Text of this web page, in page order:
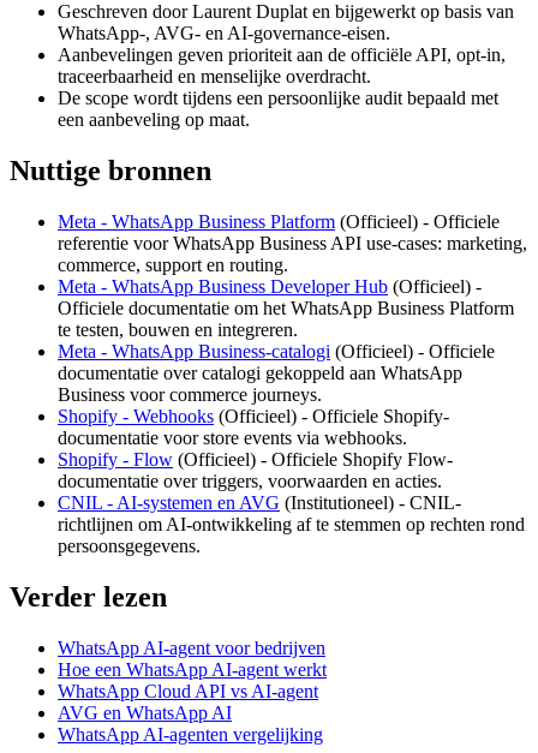
Geschreven door Laurent Duplat en bijgewerkt op basis van
WhatsApp-, AVG- en AI-governance-eisen.
Aanbevelingen geven prioriteit aan de officiële API, opt-in,
traceerbaarheid en menselijke overdracht.
De scope wordt tijdens een persoonlijke audit bepaald met
een aanbeveling op maat.
Nuttige bronnen
Meta - WhatsApp Business Platform (Officieel) - Officiele
referentie voor WhatsApp Business API use-cases: marketing,
commerce, support en routing.
Meta - WhatsApp Business Developer Hub (Officieel) -
Officiele documentatie om het WhatsApp Business Platform
te testen, bouwen en integreren.
Meta - WhatsApp Business-catalogi (Officieel) - Officiele
documentatie over catalogi gekoppeld aan WhatsApp
Business voor commerce journeys.
Shopify - Webhooks (Officieel) - Officiele Shopify-
documentatie voor store events via webhooks.
Shopify - Flow (Officieel) - Officiele Shopify Flow-
documentatie over triggers, voorwaarden en acties.
CNIL - AI-systemen en AVG (Institutioneel) - CNIL-
richtlijnen om AI-ontwikkeling af te stemmen op rechten rond
persoonsgegevens.
Verder lezen
WhatsApp AI-agent voor bedrijven
Hoe een WhatsApp AI-agent werkt
WhatsApp Cloud API vs AI-agent
AVG en WhatsApp AI
WhatsApp AI-agenten vergelijking